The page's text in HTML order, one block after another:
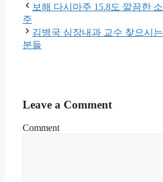
보해 다시마주 15.8도 깔끔한 소
주
김병국 심장내과 교수 찾으시는
분들
Leave a Comment
Comment